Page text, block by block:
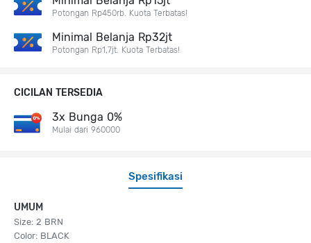
Spesifikasi
UMUM
Size: 2 BRN
Color: BLACK
Potongan Rp450rb. Kuota Terbatas!
Minimal Belanja Rp32jt
Potongan Rp1,7jt. Kuota Terbatas!
CICILAN TERSEDIA
3x Bunga 0%
Mulai dari 960000